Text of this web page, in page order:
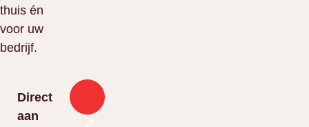
thuis én
voor uw
bedrijf.
Direct
aan